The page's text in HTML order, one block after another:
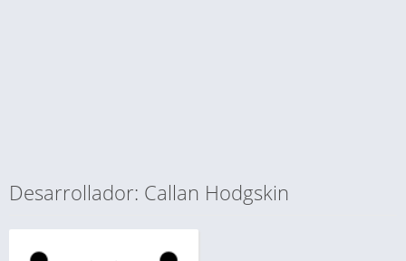
Desarrollador: Callan Hodgskin